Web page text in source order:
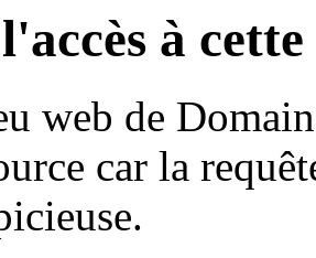
à
web de
car la